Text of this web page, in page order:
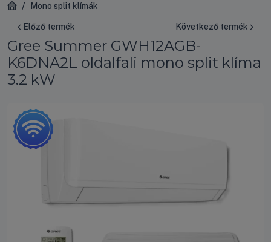
Mono split klímák
Előző termék Következő termék
Gree Summer GWH12AGB-
K6DNA2L oldalfali mono split klíma
3.2 kW